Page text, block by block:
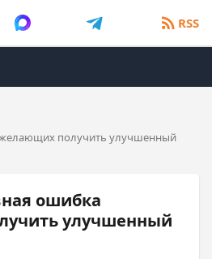
RSS
получить улучшенный
ошибка
улучшенный